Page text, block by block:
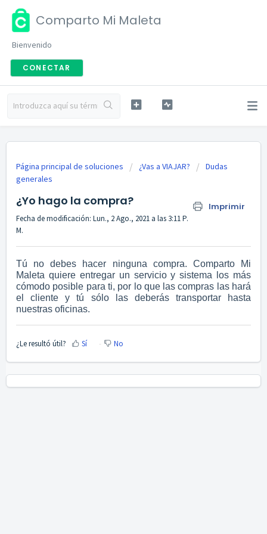
Comparto Mi Maleta
Bienvenido
CONECTAR
Página principal de soluciones ¿Vas a VIAJAR?
Dudas
generales
¿Yo hago la compra? Imprimir
Fecha de modificación: Lun., 2 Ago., 2021 a las 3:11 P.
M.
Tú no debes hacer ninguna compra. Comparto Mi
Maleta quiere entregar un servicio y sistema los más
cómodo posible para ti, por lo que las compras las hará
el cliente y tú sólo las deberás transportar hasta
nuestras oficinas.
¿Le resultó útil? Sí No